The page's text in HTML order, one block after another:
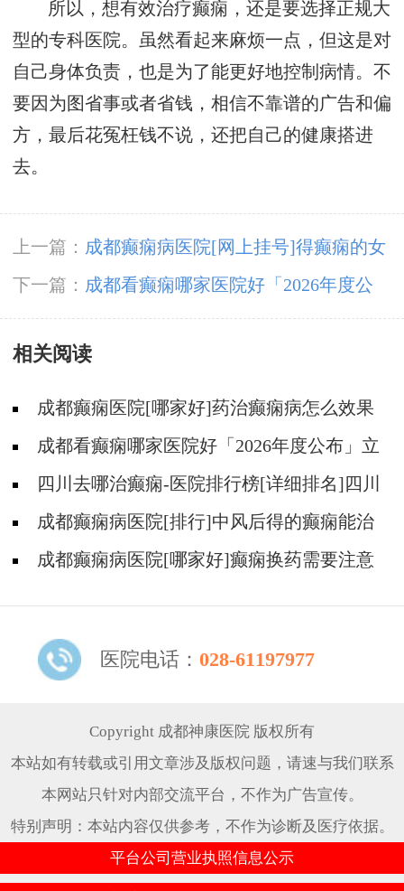
所以，想有效治疗癫痫，还是要选择正规大
型的专科医院。虽然看起来麻烦一点，但这是对
自己身体负责，也是为了能更好地控制病情。不
要因为图省事或者省钱，相信不靠谱的广告和偏
方，最后花冤枉钱不说，还把自己的健康搭进
去。
上一篇： 成都癫痫病医院[网上挂号]得癫痫的女
性母乳喂养时要注意什么?
下一篇： 成都看癫痫哪家医院好「2026年度公
布」立冬后癫痫病人应多注意什么?
相关阅读
成都癫痫医院[哪家好]药治癫痫病怎么效果
好?成都看癫痫哪家医院好「2026年度公布」立
冬后癫痫病人应多注意什么?
四川去哪治癫痫-医院排行榜[详细排名]四川
哪儿能有效治疗癫痫?
成都癫痫病医院[排行]中风后得的癫痫能治
吗
成都癫痫病医院[哪家好]癫痫换药需要注意
医院电话： 028-61197977
Copyright 成都神康医院 版权所有
本站如有转载或引用文章涉及版权问题，请速与我们联系
本网站只针对内部交流平台，不作为广告宣传。
特别声明：本站内容仅供参考，不作为诊断及医疗依据。
平台公司营业执照信息公示